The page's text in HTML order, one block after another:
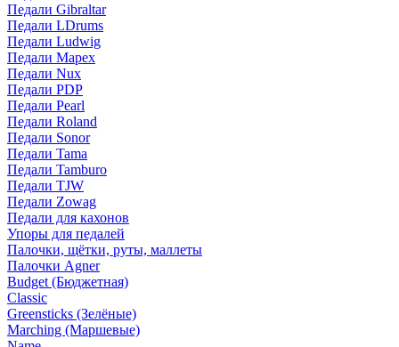
Педали Gibraltar
Педали LDrums
Педали Ludwig
Педали Mapex
Педали Nux
Педали PDP
Педали Pearl
Педали Roland
Педали Sonor
Педали Tama
Педали Tamburo
Педали TJW
Педали Zowag
Педали для кахонов
Упоры для педалей
Палочки, щётки, руты, маллеты
Палочки Agner
Budget (Бюджетная)
Classic
Greensticks (Зелёные)
Marching (Маршевые)